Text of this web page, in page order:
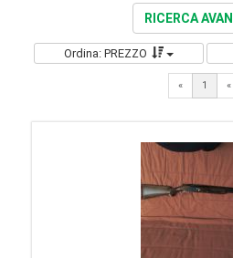
RICERCA
Ordina: PREZZO
« 1 «